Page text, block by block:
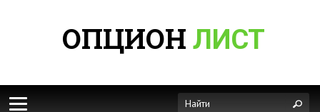
ОПЦИОН ЛИСТ